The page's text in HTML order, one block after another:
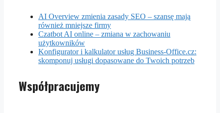
AI Overview zmienia zasady SEO – szansę mają
również mniejsze firmy
Czatbot AI online – zmiana w zachowaniu
użytkowników
Konfigurator i kalkulator usług Business-Office.cz:
skomponuj usługi dopasowane do Twoich potrzeb
Współpracujemy